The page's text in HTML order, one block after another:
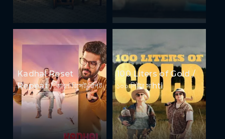
Kadhal Reset
Repeat / কাধল রিসেট রিপিট
100 Liters of Gold /
১০০ লিটার সাhti